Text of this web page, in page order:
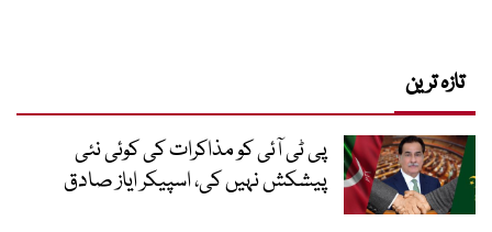
تازہ ترین
پی ٹی آئی کو مذاکرات کی کوئی نئی
پیشکش نہیں کی، اسپیکر ایاز صادق